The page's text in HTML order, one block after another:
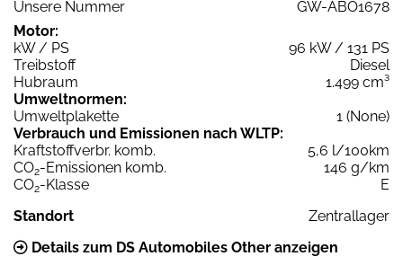
Unsere Nummer
GW-ABO1678
Motor:
kW / PS
96 kW / 131 PS
Treibstoff
Diesel
Hubraum
1.499 cm³
Umweltnormen:
Umweltplakette
1 (None)
Verbrauch und Emissionen nach WLTP:
Kraftstoffverbr. komb.
5,6 l/100km
CO2-Emissionen komb.
146 g/km
CO2-Klasse
E
Standort
Zentrallager
Details zum DS Automobiles Other anzeigen